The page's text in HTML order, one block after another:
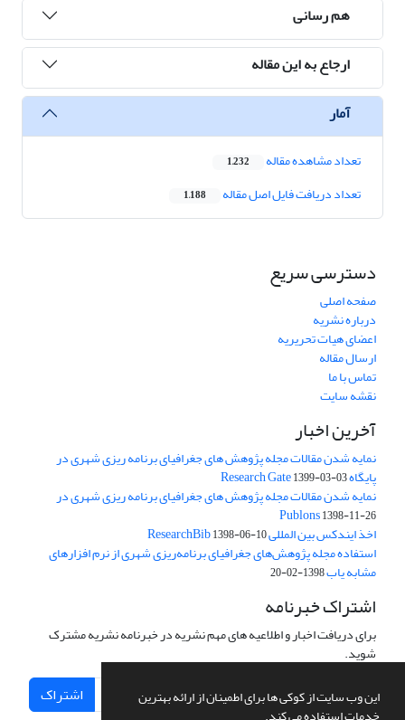
این وب سایت از کوکی ها برای اطمینان از ارائه بهترین
هم رسانی
ارجاع به این مقاله
آمار
تعداد مشاهده مقاله 1,232
تعداد دریافت فایل اصل مقاله 1,188
دسترسی سریع
صفحه اصلی
درباره نشریه
اعضای هیات تحریریه
ارسال مقاله
تماس با ما
نقشه سایت
آخرین اخبار
نمایه شدن مقالات مجله پژوهش های جغرافیای برنامه ریزی شهری در
پایگاه Research Gate1399-03-03
نمایه شدن مقالات مجله پژوهش های جغرافیای برنامه ریزی شهری در
Publons1398-11-26
اخذ ایندکس بین المللی ResearchBib1398-06-10
استفاده مجله پژوهش‌های جغرافیای برنامه‌ریزی شهری از نرم افزارهای
مشابه یاب1398-02-20
اشتراک خبرنامه
برای دریافت اخبار و اطلاعیه های مهم نشریه در خبرنامه نشریه مشترک
شوید.
اشتراک